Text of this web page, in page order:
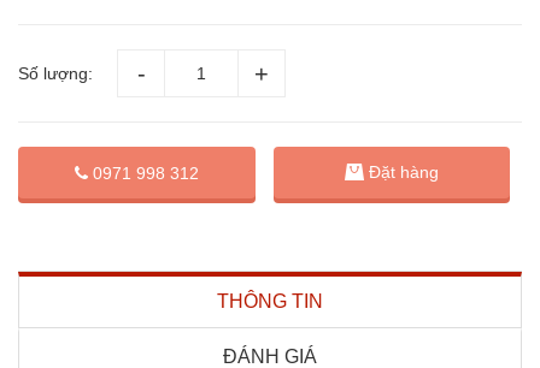
Số lượng:
0971 998 312 Đặt hàng
THÔNG TIN
ĐÁNH GIÁ